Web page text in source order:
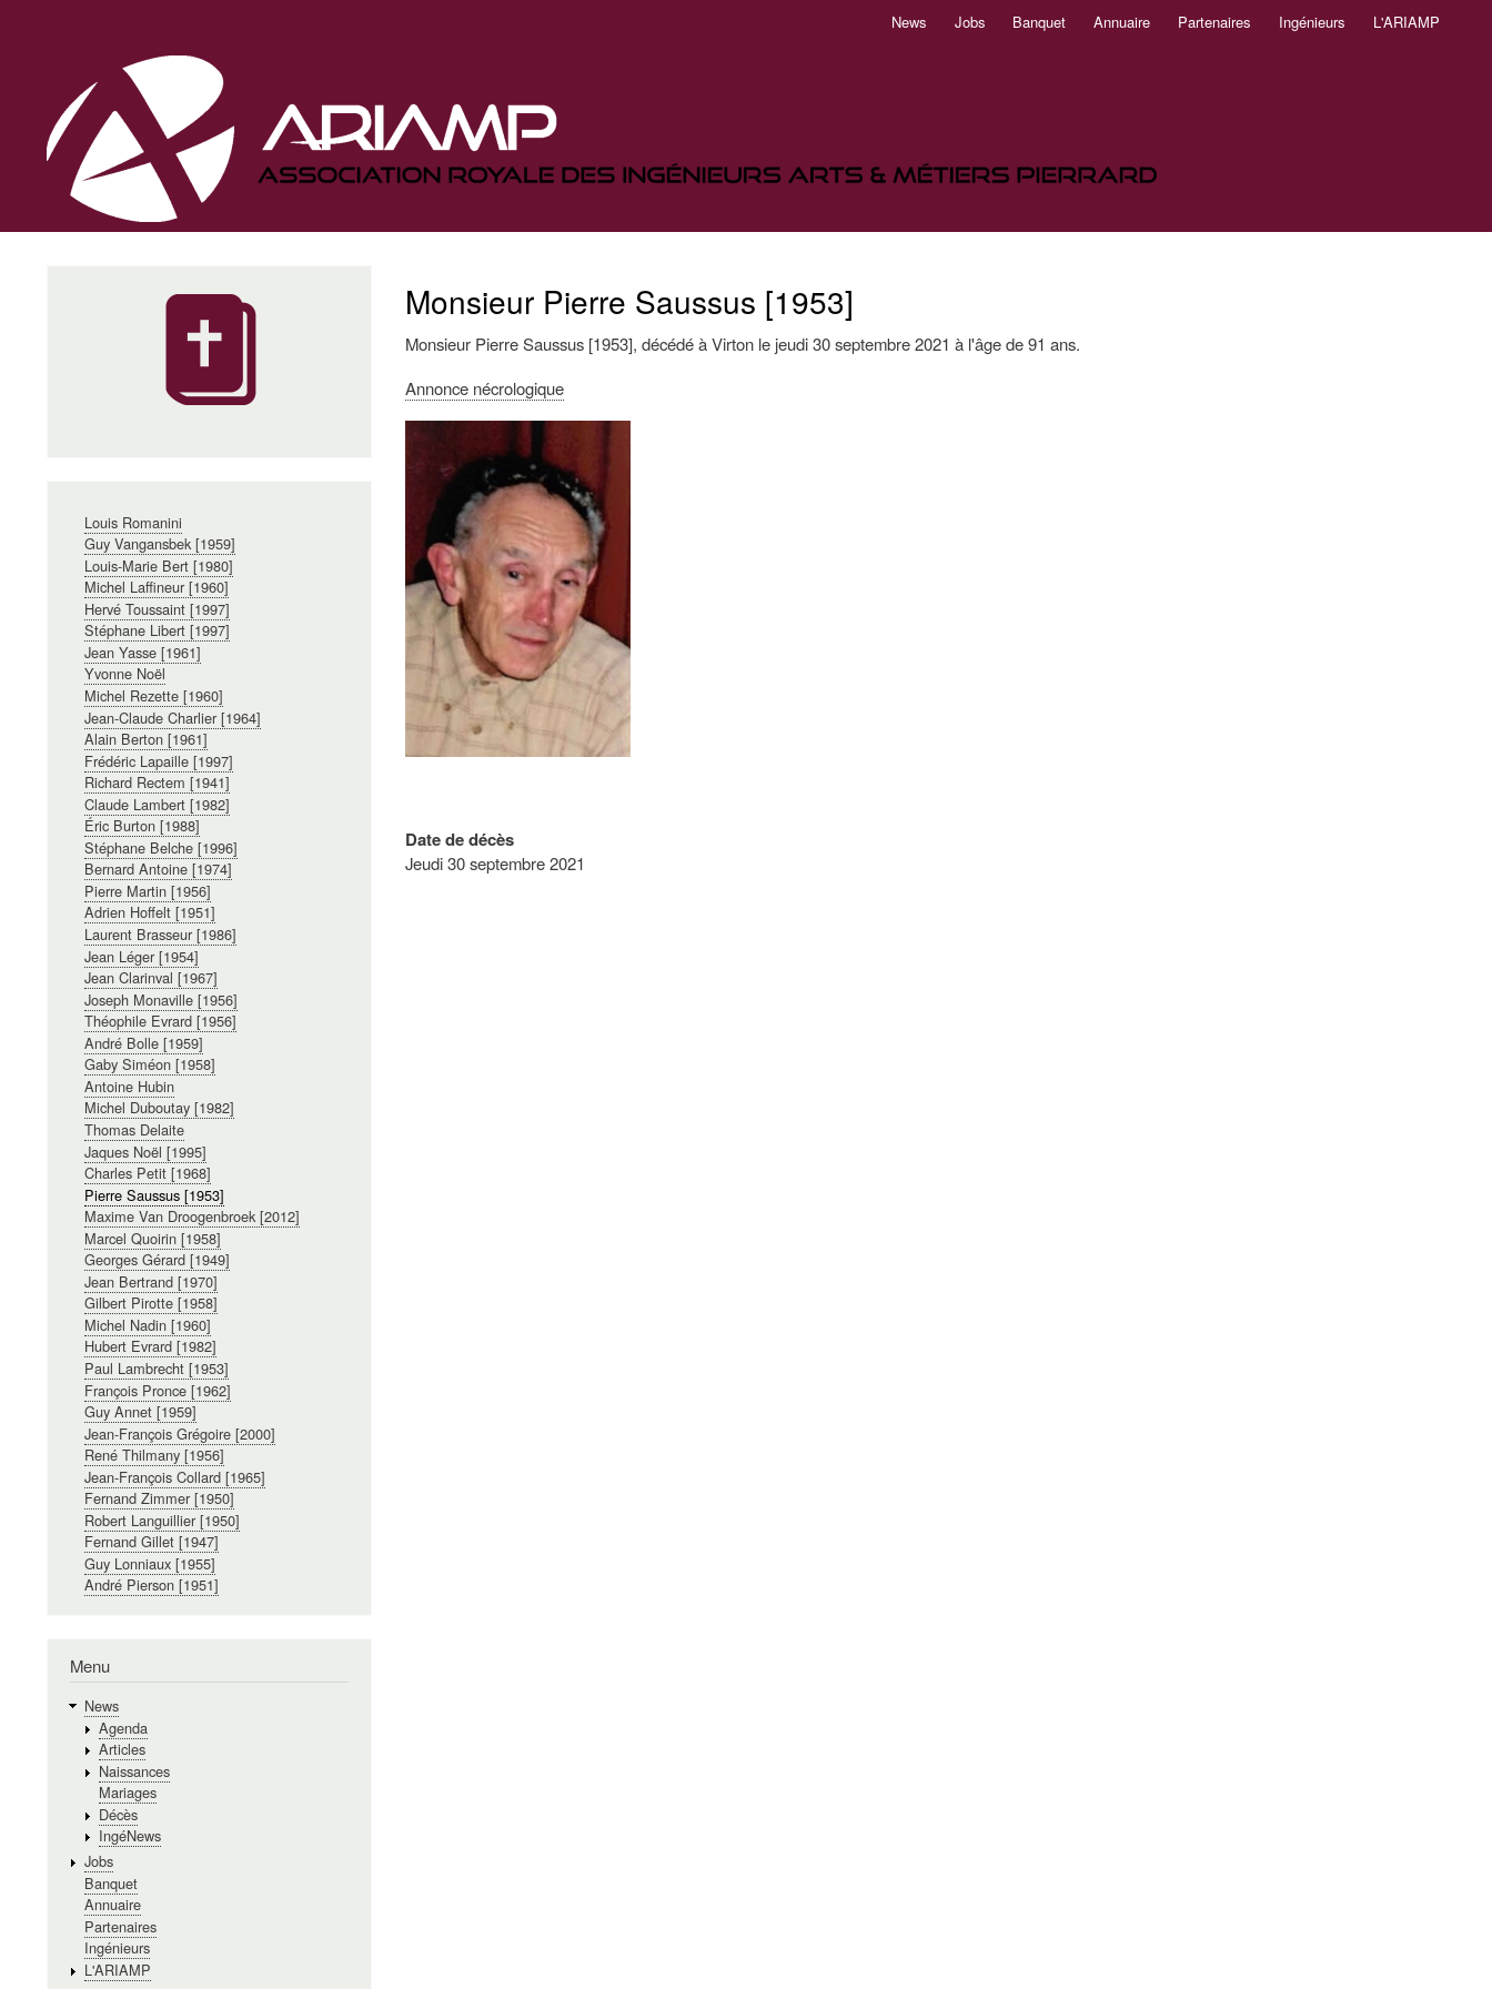
News Jobs Banquet Annuaire Partenaires Ingénieurs L'ARIAMP
Monsieur Pierre Saussus [1953]
Monsieur Pierre Saussus [1953], décédé à Virton le jeudi 30 septembre 2021 à l'âge de 91 ans.
Annonce nécrologique
Date de décès
Jeudi 30 septembre 2021
principale
Louis Romanini
Guy Vangansbek [1959]
Louis-Marie Bert [1980]
Michel Laffineur [1960]
Hervé Toussaint [1997]
Stéphane Libert [1997]
Jean Yasse [1961]
Yvonne Noël
Michel Rezette [1960]
Jean-Claude Charlier [1964]
Alain Berton [1961]
Frédéric Lapaille [1997]
Richard Rectem [1941]
Claude Lambert [1982]
Éric Burton [1988]
Stéphane Belche [1996]
Bernard Antoine [1974]
Pierre Martin [1956]
Adrien Hoffelt [1951]
Laurent Brasseur [1986]
Jean Léger [1954]
Jean Clarinval [1967]
Joseph Monaville [1956]
Théophile Evrard [1956]
André Bolle [1959]
Gaby Siméon [1958]
Antoine Hubin
Michel Duboutay [1982]
Thomas Delaite
Jaques Noël [1995]
Charles Petit [1968]
Pierre Saussus [1953]
Maxime Van Droogenbroek [2012]
Marcel Quoirin [1958]
Georges Gérard [1949]
Jean Bertrand [1970]
Gilbert Pirotte [1958]
Michel Nadin [1960]
Hubert Evrard [1982]
Paul Lambrecht [1953]
François Pronce [1962]
Guy Annet [1959]
Jean-François Grégoire [2000]
René Thilmany [1956]
Jean-François Collard [1965]
Fernand Zimmer [1950]
Robert Languillier [1950]
Fernand Gillet [1947]
Guy Lonniaux [1955]
André Pierson [1951]
Menu
News
Agenda
Articles
Naissances
Mariages
Décès
IngéNews
Jobs
Banquet
Annuaire
Partenaires
Ingénieurs
L'ARIAMP